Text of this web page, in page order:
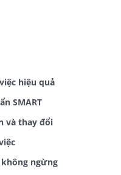
hiệu quả
SMART
và thay đổi
ngừng